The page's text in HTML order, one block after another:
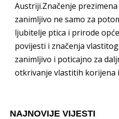
Austriji.Značenje
zanimljivo ne samo za
ljubitelje ptica i prirode
povijesti i značenja
zanimljivo i poticajno za
otkrivanje vlastitih korijena
NAJNOVIJE VIJESTI